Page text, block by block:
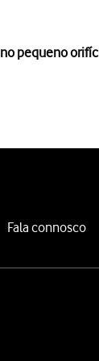
no pequeno
Fala connosco